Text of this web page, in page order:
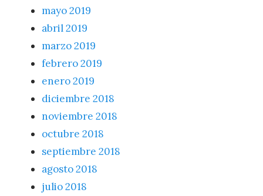
mayo 2019
abril 2019
marzo 2019
febrero 2019
enero 2019
diciembre 2018
noviembre 2018
octubre 2018
septiembre 2018
agosto 2018
julio 2018